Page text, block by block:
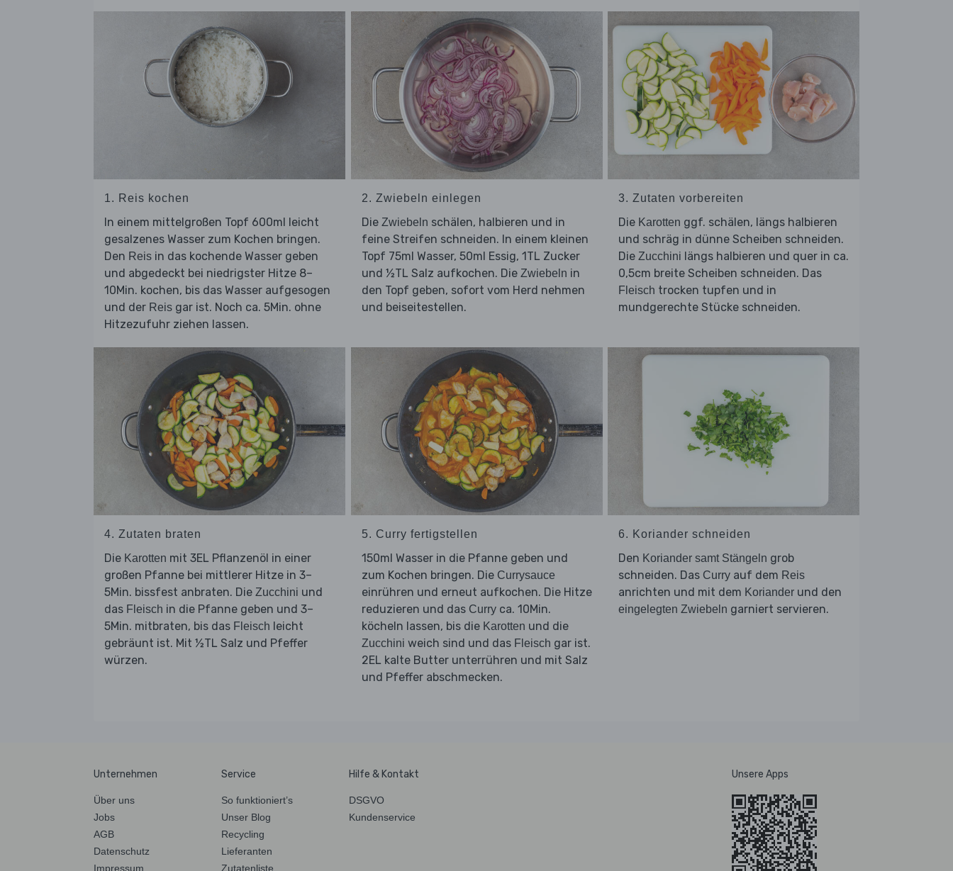
1. Reis kochen
In einem mittelgroßen Topf 600ml leicht
gesalzenes Wasser zum Kochen bringen.
Den Reis in das kochende Wasser geben
und abgedeckt bei niedrigster Hitze 8–
10Min. kochen, bis das Wasser aufgesogen
und der Reis gar ist. Noch ca. 5Min. ohne
Hitzezufuhr ziehen lassen.
2. Zwiebeln einlegen
Die Zwiebeln schälen, halbieren und in
feine Streifen schneiden. In einem kleinen
Topf 75ml Wasser, 50ml Essig, 1TL Zucker
und ½TL Salz aufkochen. Die Zwiebeln in
den Topf geben, sofort vom Herd nehmen
und beiseitestellen.
3. Zutaten vorbereiten
Die Karotten ggf. schälen, längs halbieren
und schräg in dünne Scheiben schneiden.
Die Zucchini längs halbieren und quer in ca.
0,5cm breite Scheiben schneiden. Das
Fleisch trocken tupfen und in
mundgerechte Stücke schneiden.
4. Zutaten braten
Die Karotten mit 3EL Pflanzenöl in einer
großen Pfanne bei mittlerer Hitze in 3–
5Min. bissfest anbraten. Die Zucchini und
das Fleisch in die Pfanne geben und 3–
5Min. mitbraten, bis das Fleisch leicht
gebräunt ist. Mit ½TL Salz und Pfeffer
würzen.
5. Curry fertigstellen
150ml Wasser in die Pfanne geben und
zum Kochen bringen. Die Currysauce
einrühren und erneut aufkochen. Die Hitze
reduzieren und das Curryca. 10Min.
köcheln lassen, bis die Karotten und die
Zucchini weich sind und das Fleisch gar ist.
2EL kalte Butter unterrühren und mit Salz
und Pfeffer abschmecken.
6. Koriander schneiden
Den Koriander samt Stängeln grob
schneiden. Das Curry auf dem Reis
anrichten und mit dem Koriander und den
eingelegten Zwiebeln garniert servieren.
Unternehmen
Über uns
Jobs
AGB
Datenschutz
Impressum
Service
So funktioniert’s
Unser Blog
Recycling
Lieferanten
Zutatenliste
Hilfe & Kontakt
DSGVO
Kundenservice
Unsere Apps